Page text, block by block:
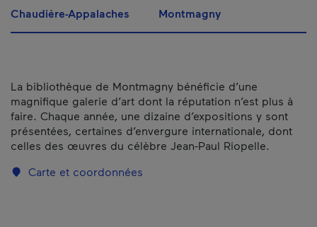
Chaudière-Appalaches Montmagny
La bibliothèque de Montmagny bénéficie d’une
magnifique galerie d’art dont la réputation n’est plus à
faire. Chaque année, une dizaine d’expositions y sont
présentées, certaines d’envergure internationale, dont
celles des œuvres du célèbre Jean-Paul Riopelle.
Carte et coordonnées